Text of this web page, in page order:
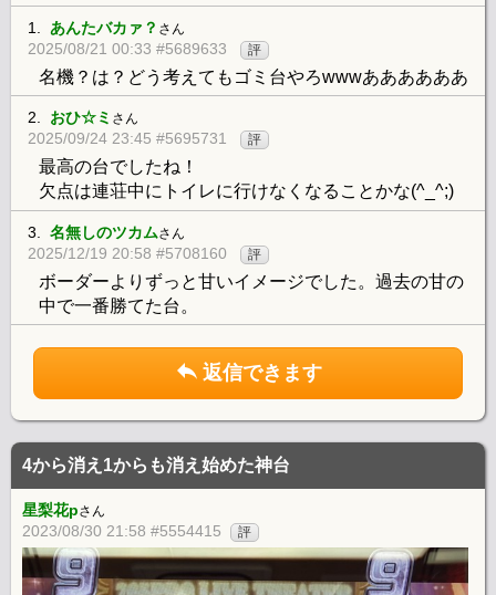
1. あんたバカァ？ さん
2025/08/21 00:33 #5689633 評
名機？は？どう考えてもゴミ台やろwwwああああああ
2. おひ☆ミ さん
2025/09/24 23:45 #5695731 評
最高の台でしたね！
欠点は連荘中にトイレに行けなくなることかな(^_^;)
3. 名無しのツカムさん
2025/12/19 20:58 #5708160 評
ボーダーよりずっと甘いイメージでした。過去の甘の
中で一番勝てた台。
返信できます
4から消え1からも消え始めた神台
星梨花pさん
2023/08/30 21:58 #5554415 評